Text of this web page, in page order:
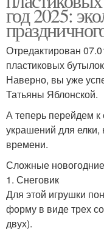
год 2025:
Отредактирован
пластиковых бутылок
Наверно, вы уже
Татьяны Яблонской.
А теперь перейдем к
украшений для
времени.
Сложные
1. Снеговик
Для этой игрушки
форму в виде трех
двух).